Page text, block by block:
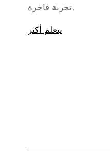
تجربة فاخرة.
يتعلم أكثر